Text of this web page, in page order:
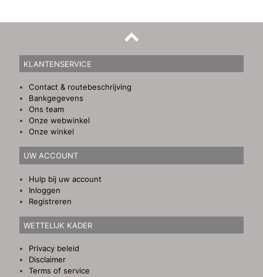
KLANTENSERVICE
Contact & routebeschrijving
Bankgegevens
Ons team
Onze webwinkel
Onze winkel
UW ACCOUNT
Hulp bij uw account
Inloggen
Registreren
WETTELIJK KADER
Privacy beleid
Disclaimer
Terms of service